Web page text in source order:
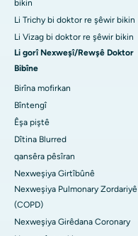
bikin
Li Trichy bi doktor re şêwir bikin
Li Vizag bi doktor re şêwir bikin
Li gorî Nexweşî/Rewşê Doktor
Bibîne
Birîna mofirkan
Bîntengî
Êşa piştê
Dîtina Blurred
qansêra pêsîran
Nexweşiya Girtîbûnê
Nexweşiya Pulmonary Zordariyê
(COPD)
Nexweşiya Girêdana Coronary